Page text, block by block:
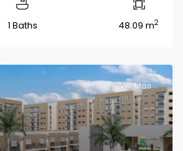
1 Baths 48.09 m2
Ver Más